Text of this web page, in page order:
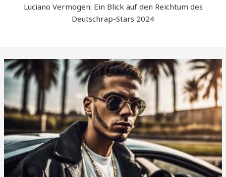
Luciano Vermögen: Ein Blick auf den Reichtum des
Deutschrap-Stars 2024